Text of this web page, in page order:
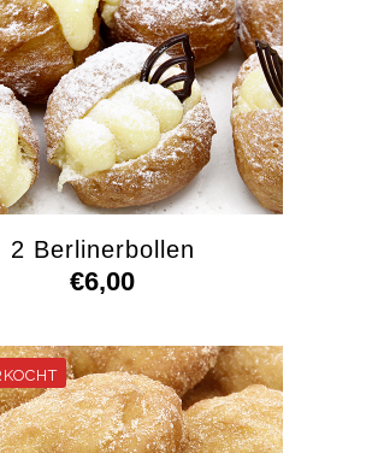
2 Berlinerbollen
€6,00